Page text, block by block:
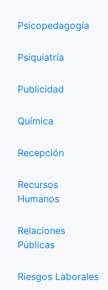
Psicopedagogía
Psiquiatría
Publicidad
Química
Recepción
Recursos
Humanos
Relaciones
Públicas
Riesgos Laborales